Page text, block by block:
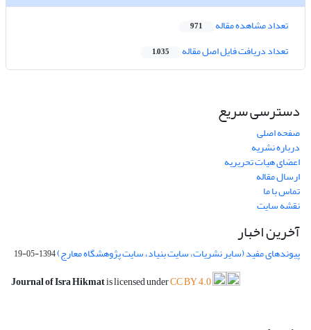
تعداد مشاهده مقاله 971
تعداد دریافت فایل اصل مقاله 1,035
دسترسی سریع
صفحه اصلی
درباره نشریه
اعضای هیات تحریریه
ارسال مقاله
تماس با ما
نقشه سایت
آخرین اخبار
پیوندهای مفید (سایر نشریات، سایت بنیاد، سایت پژوهشگاه معارج)1394-05-19
Journal of Isra Hikmatis licensed underCC BY 4.0